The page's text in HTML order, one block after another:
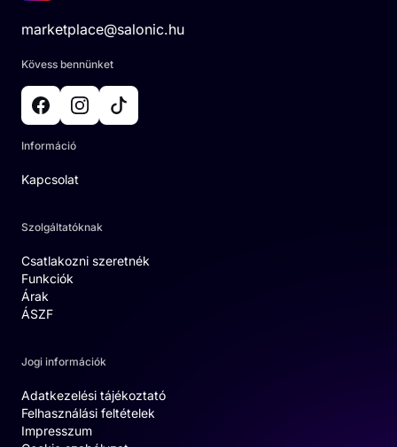
marketplace@salonic.hu
Kövess bennünket
Információ
Kapcsolat
Szolgáltatóknak
Csatlakozni szeretnék
Funkciók
Árak
ÁSZF
Jogi információk
Adatkezelési tájékoztató
Felhasználási feltételek
Impresszum